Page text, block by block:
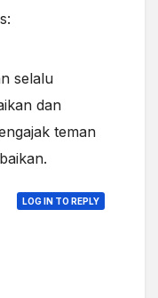
selalu
dan
teman
LOG IN TO REPLY